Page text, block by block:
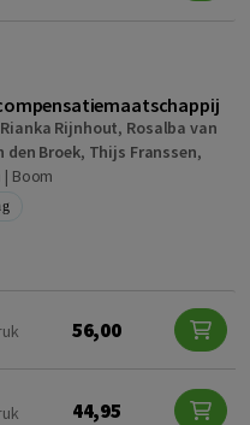
Rianka Rijnhout, Rosalba van
den Broek, Thijs Franssen,
| Boom
56,00
44,95